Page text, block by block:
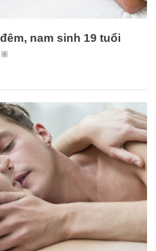
nam sinh 19 tuổi